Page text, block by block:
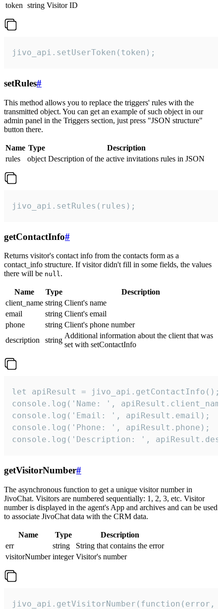
token string Visitor ID
jivo_api.setUserToken(token);
setRules#
This method allows you to replace the triggers' rules with the
transmitted object. You can get an example of such object in our
admin panel in the Triggers section, just press "JSON structure"
button there.
Name Type
Description
rules
object Description of the active invitations rules in JSON
jivo_api.setRules(rules);
getContactInfo#
Returns visitor's contact info from the contacts form as a
contact_info structure. If visitor didn't fill in some fields, the values
there will be null.
Name Type
Description
client_name string Client's name
email
string Client's email
phone
string Client's phone number
description
string
Additional information about the client that was
set with setContactInfo
let apiResult = jivo_api.getContactInfo();
console.log('Name: ',
console.log('Email: ', apiResult.email);
console.log('Phone: ', apiResult.phone);
console.log('Description: ',
getVisitorNumber#
The asynchronous function to get a unique visitor number in
JivoChat. Visitors are numbered sequentially: 1, 2, 3, etc. Visitor
number is displayed in the agent's App and archives and can be used
to associate JivoChat data with the CRM data.
Name Type
Description
err
string
String that contains the error
visitorNumber integer Visitor's number
jivo_api.getVisitorNumber(function(error,